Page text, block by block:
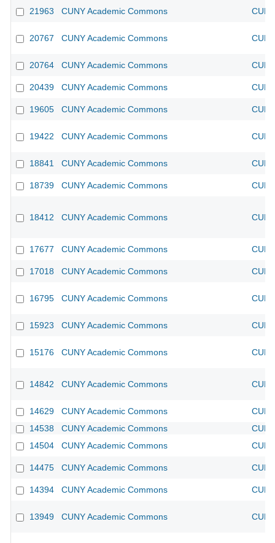
21963
CUNY Academic Commons
20767 CUNY Academic Commons
20764 CUNY Academic Commons
20439 CUNY Academic Commons
19605 CUNY Academic Commons
19422 CUNY Academic Commons
18841 CUNY Academic Commons
18739 CUNY Academic Commons
18412 CUNY Academic Commons
17677 CUNY Academic Commons
17018 CUNY Academic Commons
16795 CUNY Academic Commons
15923 CUNY Academic Commons
15176 CUNY Academic Commons
14842 CUNY Academic Commons
14629 CUNY Academic Commons
14538
CUNY Academic Commons
14504
CUNY Academic Commons
14475 CUNY Academic Commons
14394 CUNY Academic Commons
13949 CUNY Academic Commons